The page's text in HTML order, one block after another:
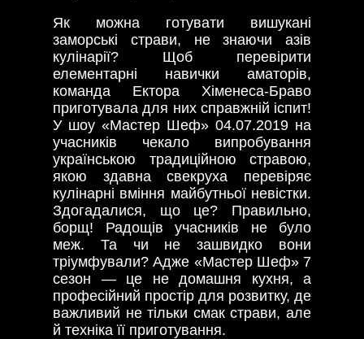
Як можна готувати вишукані
заморські страви, не знаючи азів
кулінарії? Щоб перевірити
елементарні навички аматорів,
команда Ектора Хіменеса-Браво
приготувала для них справжній іспит!
У шоу «Мастер Шеф» 04.07.2019 на
учасників чекало випробування
українською традиційною стравою,
якою здавна свекруха перевіряє
кулінарні вміння майбутньої невістки.
Здогадалися, що це? Правильно,
борщ! Радощів учасників не було
меж. Та чи не зашвидко вони
тріумфували? Адже «Мастер Шеф» 7
сезон — це не домашня кухня, а
професійний простір для розвитку, де
важливий не тільки смак страви, але
й техніка її приготування.